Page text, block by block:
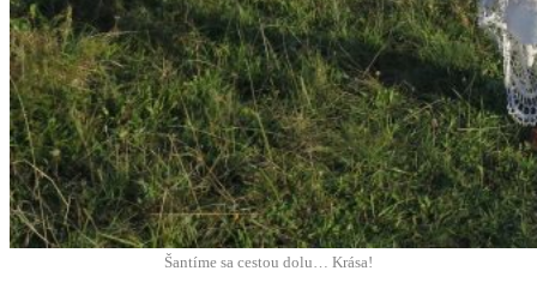
Šan­tíme sa ces­tou dolu… Krása!